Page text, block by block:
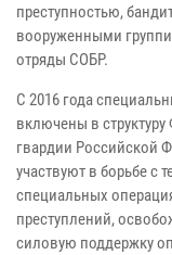
преступностью,
вооруженными
отряды СОБР.
С 2016 года
включены в
гвардии Российской
участвуют в борьбе с
специальных
преступлений,
силовую поддержку